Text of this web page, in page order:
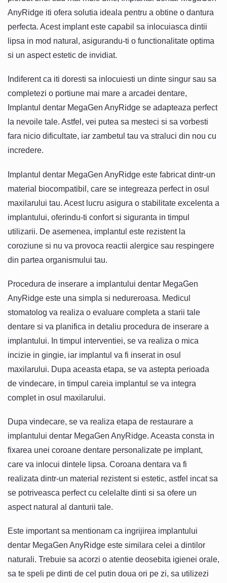
AnyRidge iti ofera solutia ideala pentru a obtine o dantura
perfecta. Acest implant este capabil sa inlocuiasca dintii
lipsa in mod natural, asigurandu-ti o functionalitate optima
si un aspect estetic de invidiat.
Indiferent ca iti doresti sa inlocuiesti un dinte singur sau sa
completezi o portiune mai mare a arcadei dentare,
Implantul dentar MegaGen AnyRidge se adapteaza perfect
la nevoile tale. Astfel, vei putea sa mesteci si sa vorbesti
fara nicio dificultate, iar zambetul tau va straluci din nou cu
incredere.
Implantul dentar MegaGen AnyRidge este fabricat dintr-un
material biocompatibil, care se integreaza perfect in osul
maxilarului tau. Acest lucru asigura o stabilitate excelenta a
implantului, oferindu-ti confort si siguranta in timpul
utilizarii. De asemenea, implantul este rezistent la
coroziune si nu va provoca reactii alergice sau respingere
din partea organismului tau.
Procedura de inserare a implantului dentar MegaGen
AnyRidge este una simpla si nedureroasa. Medicul
stomatolog va realiza o evaluare completa a starii tale
dentare si va planifica in detaliu procedura de inserare a
implantului. In timpul interventiei, se va realiza o mica
incizie in gingie, iar implantul va fi inserat in osul
maxilarului. Dupa aceasta etapa, se va astepta perioada
de vindecare, in timpul careia implantul se va integra
complet in osul maxilarului.
Dupa vindecare, se va realiza etapa de restaurare a
implantului dentar MegaGen AnyRidge. Aceasta consta in
fixarea unei coroane dentare personalizate pe implant,
care va inlocui dintele lipsa. Coroana dentara va fi
realizata dintr-un material rezistent si estetic, astfel incat sa
se potriveasca perfect cu celelalte dinti si sa ofere un
aspect natural al danturii tale.
Este important sa mentionam ca ingrijirea implantului
dentar MegaGen AnyRidge este similara celei a dintilor
naturali. Trebuie sa acorzi o atentie deosebita igienei orale,
sa te speli pe dinti de cel putin doua ori pe zi, sa utilizezi